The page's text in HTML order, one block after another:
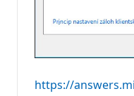
https://